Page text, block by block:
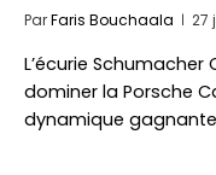
ParFaris Bouchaala 27
L’écurie Schumacher
dominer la Porsche
dynamique